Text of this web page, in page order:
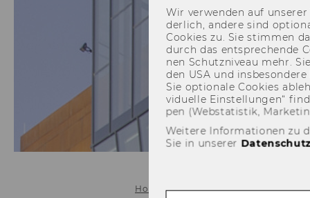
Home Warteliste 2027
Wir ver­wen­den auf
der­lich, an­de­re sind
Coo­kies zu. Sie stim­men
durch das ent­spre­chen­de
nen Schutz­ni­veau mehr.
den USA und
Sie op­tio­na­le Coo­kies
vi­du­el­le Ein­stel­lun­gen“
pen (Web­sta­tis­tik,
Weitere Informationen zu
Sie in unserer